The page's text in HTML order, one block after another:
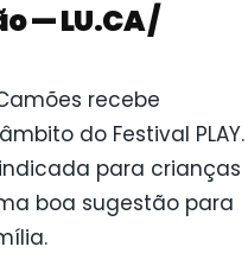
— LU.CA /
recebe
do Festival PLAY.
para crianças
boa sugestão para